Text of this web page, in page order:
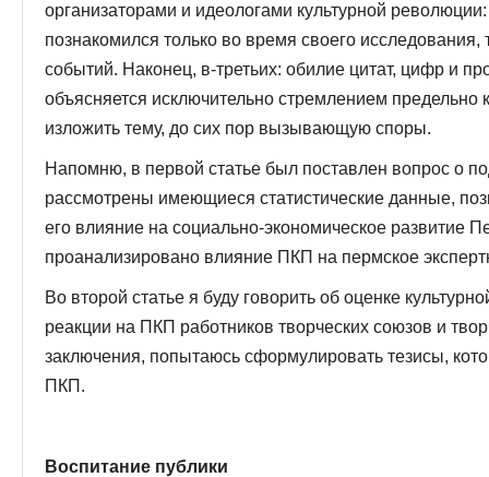
организаторами и идеологами культурной
познакомился только во время своего
событий. Наконец, в-третьих: обилие цитат, цифр и
объясняется исключительно стремлением предельно
изложить тему, до сих пор вызывающую споры.
Напомню, в первой статье был поставлен вопрос о
рассмотрены имеющиеся статистические данные,
его влияние на социально-экономическое развитие
проанализировано влияние ПКП на пермское
Во второй статье я буду говорить об оценке
реакции на ПКП работников творческих союзов и
заключения, попытаюсь сформулировать тезисы,
ПКП.
Воспитание публики